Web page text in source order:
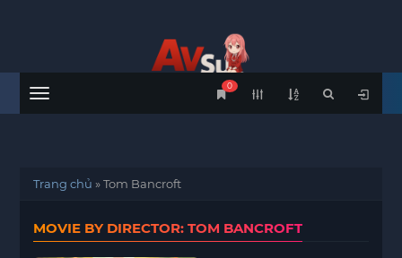
Menu
0
Trang chủ »Tom Bancroft
MOVIE BY DIRECTOR: TOM BANCROFT